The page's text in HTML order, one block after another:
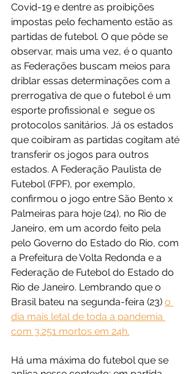
Covid-19 e dentre as proibições
impostas pelo fechamento estão as
partidas de futebol. O que pôde se
observar, mais uma vez, é o quanto
as Federações buscam meios para
driblar essas determinações com a
prerrogativa de que o futebol é um
esporte profissional e  segue os
protocolos sanitários. Já os estados
que coibiram as partidas cogitam até
transferir os jogos para outros
estados. A Federação Paulista de
Futebol (FPF), por exemplo,
confirmou o jogo entre São Bento x
Palmeiras para hoje (24), no Rio de
Janeiro, em um acordo feito pela
pelo Governo do Estado do Rio, com
a Prefeitura de Volta Redonda e a
Federação de Futebol do Estado do
Rio de Janeiro. Lembrando que o
Brasil bateu na segunda-feira (23) o
dia mais letal de toda a pandemia
com 3.251 mortos em 24h.
Há uma máxima do futebol que se